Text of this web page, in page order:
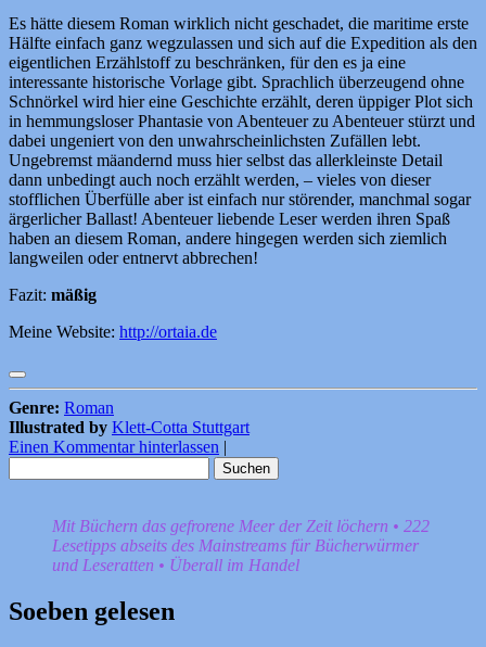
Es hätte diesem Roman wirklich nicht geschadet, die maritime erste
Hälfte einfach ganz wegzulassen und sich auf die Expedition als den
eigentlichen Erzählstoff zu beschränken, für den es ja eine
interessante historische Vorlage gibt. Sprachlich überzeugend ohne
Schnörkel wird hier eine Geschichte erzählt, deren üppiger Plot sich
in hemmungsloser Phantasie von Abenteuer zu Abenteuer stürzt und
dabei ungeniert von den unwahrscheinlichsten Zufällen lebt.
Ungebremst mäandernd muss hier selbst das allerkleinste Detail
dann unbedingt auch noch erzählt werden, – vieles von dieser
stofflichen Überfülle aber ist einfach nur störender, manchmal sogar
ärgerlicher Ballast! Abenteuer liebende Leser werden ihren Spaß
haben an diesem Roman, andere hingegen werden sich ziemlich
langweilen oder entnervt abbrechen!
Fazit: mäßig
Meine Website: http://ortaia.de
Genre: Roman
Illustrated by Klett-Cotta Stuttgart
Einen Kommentar hinterlassen
nach:
Mit Büchern das gefrorene Meer der Zeit löchern • 222
Lesetipps abseits des Mainstreams für Bücherwürmer
und Leseratten • Überall im Handel
Soeben gelesen